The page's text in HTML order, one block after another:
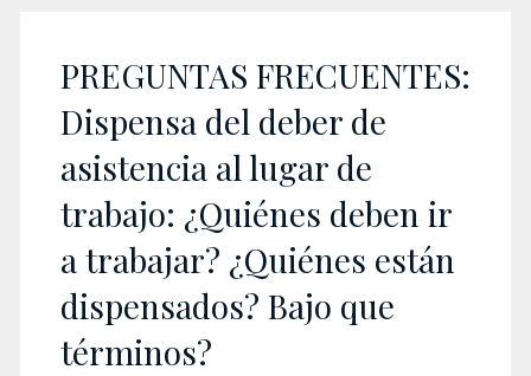
PREGUNTAS FRECUENTES:
Dispensa del deber de
asistencia al lugar de
trabajo: ¿Quiénes deben ir
a trabajar? ¿Quiénes están
dispensados? Bajo que
términos?